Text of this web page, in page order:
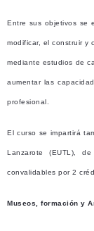
Entre sus objetivos se
modificar, el construir y
mediante estudios de
aumentar las
profesional.
El curso se impartirá
Lanzarote (EUTL),
convalidables por 2
Museos, formación y